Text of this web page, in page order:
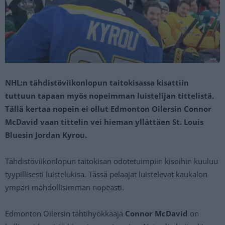
NHL:n tähdistöviikonlopun taitokisassa kisattiin
tuttuun tapaan myös nopeimman luistelijan tittelistä.
Tällä kertaa nopein ei ollut Edmonton Oilersin Connor
McDavid vaan tittelin vei hieman yllättäen St. Louis
Bluesin Jordan Kyrou.
Tähdistöviikonlopun taitokisan odotetuimpiin kisoihin kuuluu
tyypillisesti luistelukisa. Tässä pelaajat luistelevat kaukalon
ympäri mahdollisimman nopeasti.
Edmonton Oilersin tähtihyökkääjä Connor McDavid on